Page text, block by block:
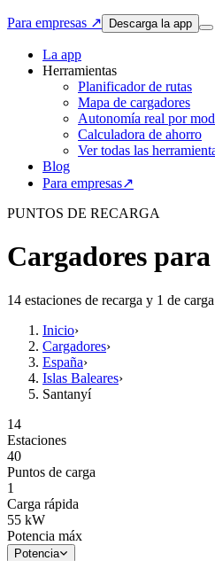
Para empresas ↗ Descarga la app
La app
Herramientas
Planificador de rutas
Mapa de cargadores
Autonomía real por
Calculadora de ahorro
Ver todas las
Blog
Para empresas↗
PUNTOS DE RECARGA
Cargadores
14 estaciones de recarga y 1 de
Inicio›
Cargadores›
España›
Islas Baleares›
Santanyí
14
Estaciones
40
Puntos de carga
1
Carga rápida
55 kW
Potencia máx
Potencia